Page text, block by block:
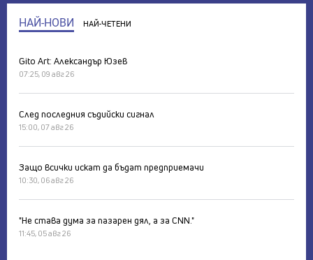
НАЙ-НОВИ НАЙ-ЧЕТЕНИ
Gito Art: Александър Юзев
07:25, 09 авг 26
След последния съдийски сигнал
15:00, 07 авг 26
Защо всички искат да бъдат предприемачи
10:30, 06 авг 26
"Не става дума за пазарен дял, а за CNN."
11:45, 05 авг 26